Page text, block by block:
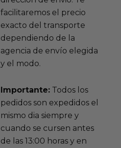
facilitaremos el precio
exacto del transporte
dependiendo de la
agencia de envío elegida
y el modo.
Importante:Todos los
pedidos son expedidos el
mismo dia siempre y
cuando se cursen antes
de las 13:00 horas y en